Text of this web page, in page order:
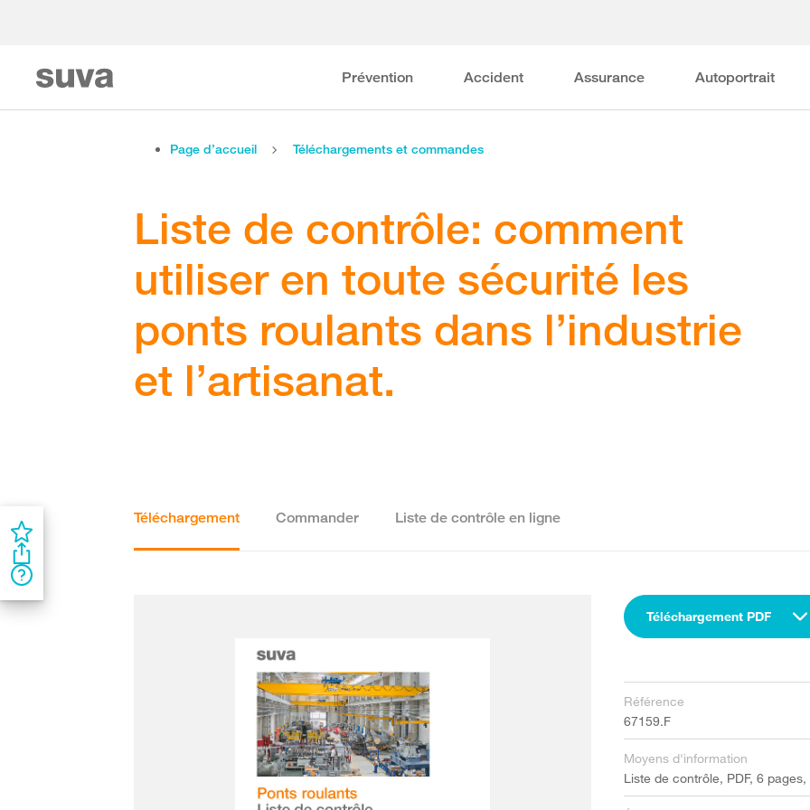
Prévention Accident Assurance Autoportrait
Page d’accueil Téléchargements et commandes
Liste de contrôle: comment
utiliser en toute sécurité les
ponts roulants dans l’industrie
et l’artisanat.
Téléchargement Commander Liste de contrôle en ligne
Téléchargement PDF
Référence
67159.F
Moyens d'information
Liste de contrôle, PDF, 6 pages,